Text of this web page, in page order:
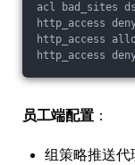
acl bad_sites
http_access
http_access
员工端配置 ：
组策略推送代